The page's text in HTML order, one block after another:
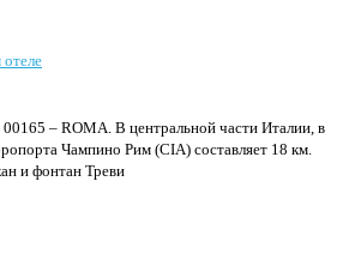
– ROMA. В центральной части Италии, в
Чампино Рим (CIA) составляет 18 км.
и фонтан Треви